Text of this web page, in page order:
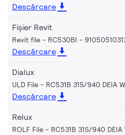
Descărcare
Fișier Revit
Revit file - RC530BI -
Descărcare
Dialux
ULD File - RC531B 31S/940 DEIA
Descărcare
Relux
ROLF File - RC531B 31S/940 DEIA